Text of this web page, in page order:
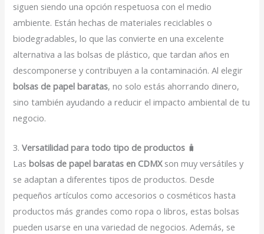
siguen siendo una opción respetuosa con el medio
ambiente. Están hechas de materiales reciclables o
biodegradables, lo que las convierte en una excelente
alternativa a las bolsas de plástico, que tardan años en
descomponerse y contribuyen a la contaminación. Al elegir
bolsas de papel baratas, no solo estás ahorrando dinero,
sino también ayudando a reducir el impacto ambiental de tu
negocio.
3.Versatilidad para todo tipo de productos 🧳
Lasbolsas de papel baratas en CDMXson muy versátiles y
se adaptan a diferentes tipos de productos. Desde
pequeños artículos como accesorios o cosméticos hasta
productos más grandes como ropa o libros, estas bolsas
pueden usarse en una variedad de negocios. Además, se